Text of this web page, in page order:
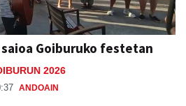
Goiburuko festetan
2026
ANDOAIN